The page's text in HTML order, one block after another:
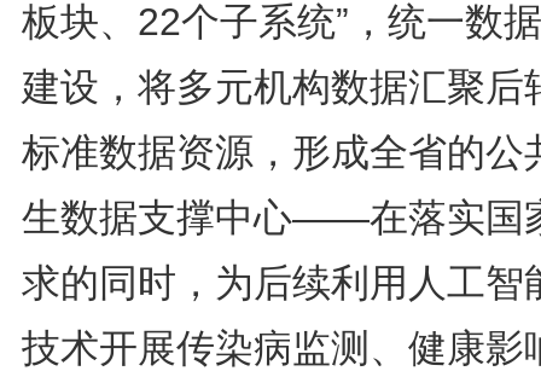
板块、22个子系统”，统一数
建设，将多元机构数据汇聚后
标准数据资源，形成全省的公
生数据支撑中心——在落实国
求的同时，为后续利用人工智
技术开展传染病监测、健康影